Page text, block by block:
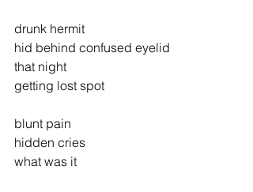
drunk hermit
hid behind confused eyelid
that night
getting lost spot
blunt pain
hidden cries
what was it